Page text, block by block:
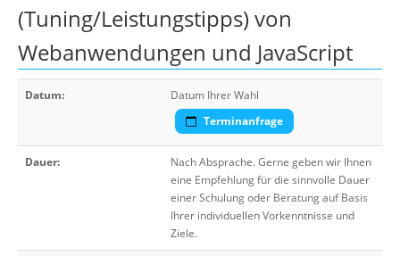
(Tuning/Leistungstipps) von
Webanwendungen und JavaScript
Datum:
Datum Ihrer Wahl
Terminanfrage
Dauer:
Nach Absprache. Gerne geben wir Ihnen
eine Empfehlung für die sinnvolle Dauer
einer Schulung oder Beratung auf Basis
Ihrer individuellen Vorkenntnisse und
Ziele.